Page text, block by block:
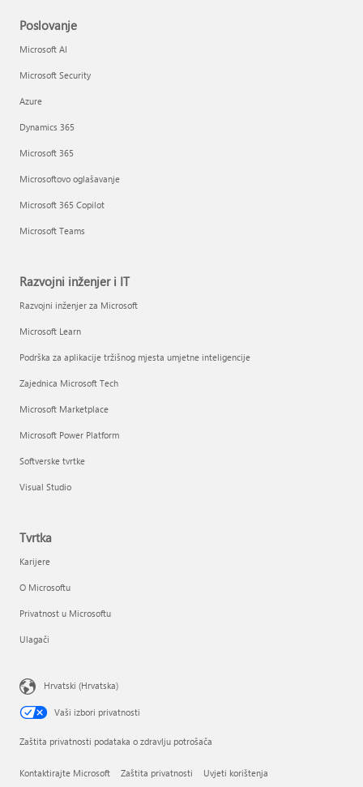
Poslovanje
Microsoft AI
Microsoft Security
Azure
Dynamics 365
Microsoft 365
Microsoftovo oglašavanje
Microsoft 365 Copilot
Microsoft Teams
Razvojni inženjer i IT
Razvojni inženjer za Microsoft
Microsoft Learn
Podrška za aplikacije tržišnog mjesta umjetne inteligencije
Zajednica Microsoft Tech
Microsoft Marketplace
Microsoft Power Platform
Softverske tvrtke
Visual Studio
Tvrtka
Karijere
O Microsoftu
Privatnost u Microsoftu
Ulagači
Hrvatski (Hrvatska)
Vaši izbori privatnosti
Zaštita privatnosti podataka o zdravlju potrošača
Kontaktirajte Microsoft Zaštita privatnosti Uvjeti korištenja